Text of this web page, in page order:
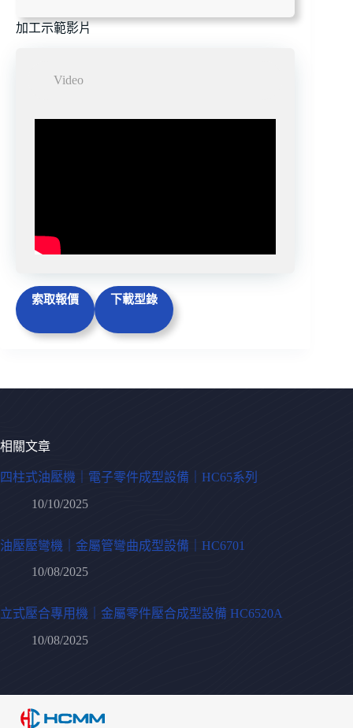
加工示範影片
Video
索取報價 下載型錄
相關文章
四柱式油壓機｜電子零件成型設備｜HC65系列
10/10/2025
油壓壓彎機｜金屬管彎曲成型設備｜HC6701
10/08/2025
立式壓合專用機｜金屬零件壓合成型設備 HC6520A
10/08/2025